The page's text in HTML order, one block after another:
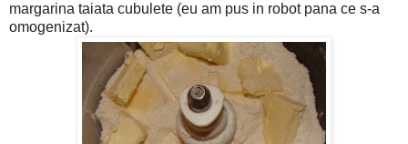
margarina taiata cubulete (eu am pus in robot pana ce s-a
omogenizat).